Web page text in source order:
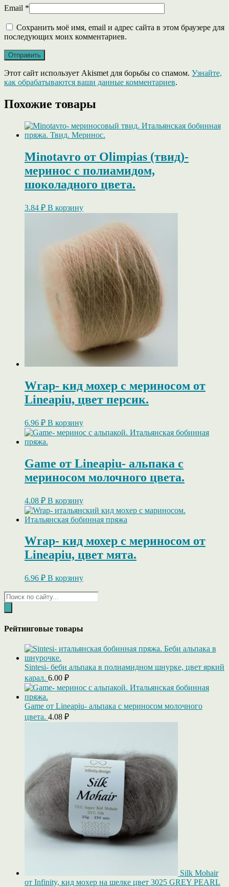
Email *
Сохранить моё имя, email и адрес сайта в этом браузере для
последующих моих комментариев.
Этот сайт использует Akismet для борьбы со спамом. Узнайте,
как обрабатываются ваши данные комментариев.
Похожие товары
Minotavro от Olimpias (твид)-
меринос с полиамидом,
шоколадного цвета.
3.84 ₽ В корзину
Wrap- кид мохер c мериносом от
Lineapiu, цвет персик.
6.96 ₽ В корзину
Game от Lineapiu- альпака c
мериносом молочного цвета.
4.08 ₽ В корзину
Wrap- кид мохер c мериносом от
Lineapiu, цвет мята.
6.96 ₽ В корзину
Поиск
товаров
Рейтинговые товары
Sintesi- беби альпака в полиамидном шнурке, цвет яркий
карал. 6.00 ₽
Game от Lineapiu- альпака c мериносом молочного
цвета. 4.08 ₽
Silk Mohair
от Infinity, кид мохер на шелке цвет 3025 GREY PEARL